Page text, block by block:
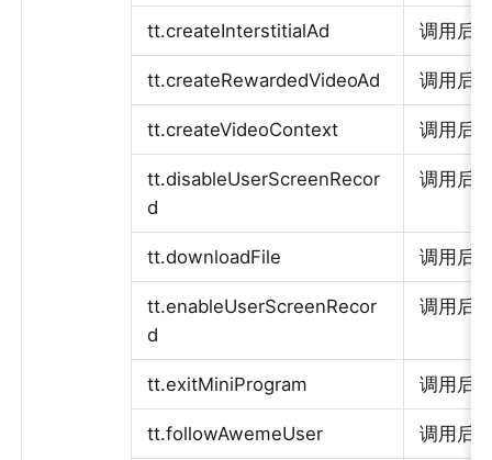
tt.createInterstitialAd 调用后
tt.createRewardedVideoAd 调用后
tt.createVideoContext 调用后
tt.disableUserScreenRecor
d
调用后
tt.downloadFile 调用后
tt.enableUserScreenRecor
d
调用后
tt.exitMiniProgram 调用后
tt.followAwemeUser 调用后